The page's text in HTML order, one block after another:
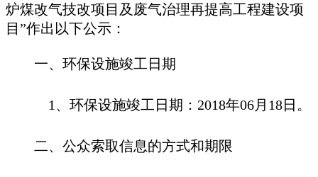
炉煤改气技改项目及废气治理再提高工程建设项
目 ”作出以下公示：
一、环保设施竣工日期
1、环保设施竣工日期：2018年06月 18日。
二、公众索取信息的方式和期限